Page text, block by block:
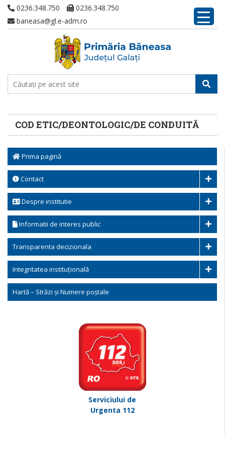
0236.348.750
0236.348.750
baneasa@gl.e-adm.ro
COD ETIC/DEONTOLOGIC/DE CONDUITĂ
Prima pagină
Contact
Despre institutie
Informatii de interes public
Transparenta decizionala
Integritatea instituțională
Hartă – Străzi și Numere poștale
Serviciului de
Urgenta 112